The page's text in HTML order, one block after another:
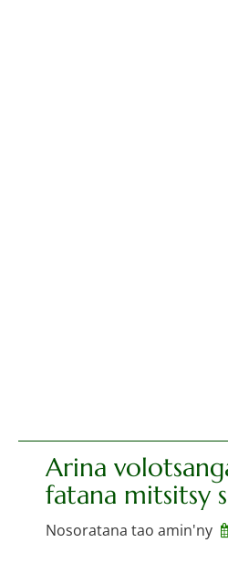
Arina
fatana mitsitsy
Nosoratana tao amin'ny